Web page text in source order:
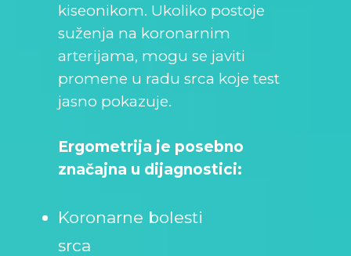
kiseonikom. Ukoliko postoje
suženja na koronarnim
arterijama, mogu se javiti
promene u radu srca koje test
jasno pokazuje.
Ergometrija je posebno
značajna u dijagnostici:
Koronarne bolesti
srca